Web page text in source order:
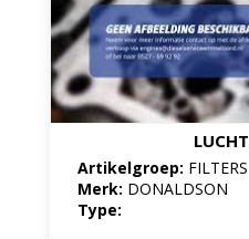
Artikelgroep: FILTERS
Merk: DONALDSON
Type: